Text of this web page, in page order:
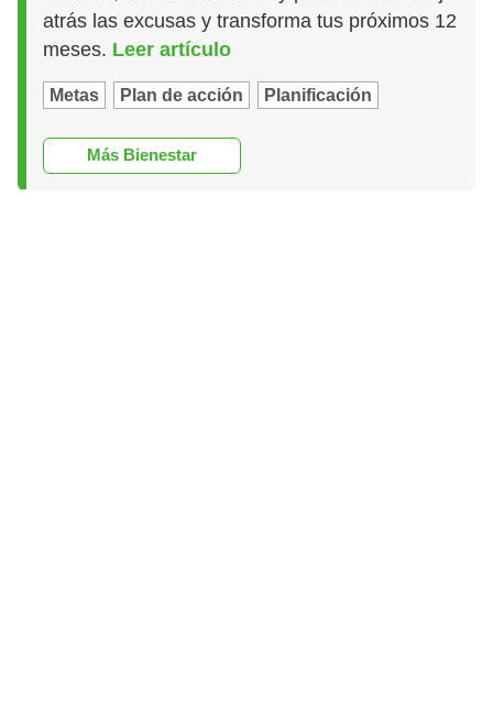
atrás las excusas y transforma tus próximos 12
meses. Leer artículo
Metas Plan de acción Planificación
Más Bienestar